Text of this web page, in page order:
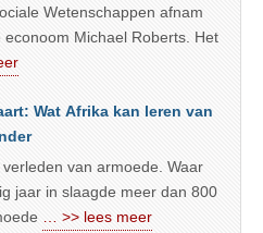
Wetenschappen afnam
Michael Roberts. Het
Wat Afrika kan leren van
van armoede. Waar
jaar in slaagde meer dan 800
… >> lees meer